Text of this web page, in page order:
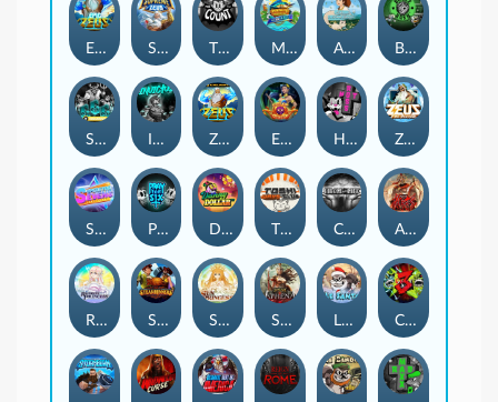
Epic Ze Zeus Supreme Zeus THE COUNT MARLIN MASTERS: THE BIG HAUL Aiko and the Wind Spirit Booze Bash
SixSixSix Invictus Ze Zeus Eye of Medusa Hot Ross Zeus Ze Zecond
Superstar Sevens PRAY FOR SIX Danny Dollar TOSHI WAYS CLUB CIRCLE OF LIFE ARMY OF ARES
RAINBOW PRINCESS STEAMRUNNERS SUN PRINCESS SPEAR OF ATHENA LE SANTA CHAOS CREW 3